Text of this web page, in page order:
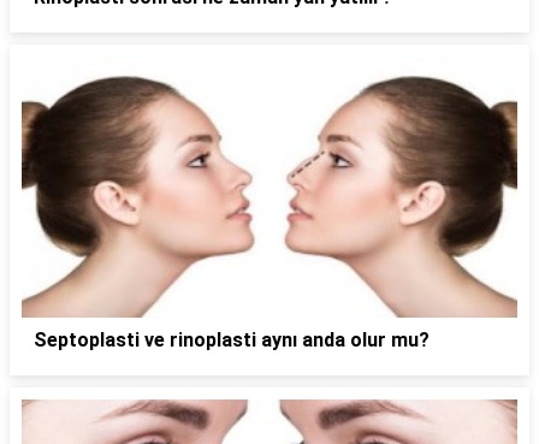
Septoplasti ve rinoplasti aynı anda olur mu?